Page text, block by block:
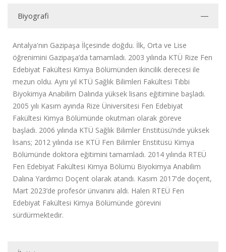
Biyografi
Antalya'nın Gazipaşa İlçesinde doğdu. İlk, Orta ve Lise
öğrenimini Gazipaşa’da tamamladı. 2003 yılında KTÜ Rize Fen
Edebiyat Fakültesi Kimya Bölümünden ikincilik derecesi ile
mezun oldu. Aynı yıl KTÜ Sağlık Bilimleri Fakültesi Tıbbi
Biyokimya Anabilim Dalında yüksek lisans eğitimine başladı.
2005 yılı Kasım ayında Rize Üniversitesi Fen Edebiyat
Fakültesi Kimya Bölümünde okutman olarak göreve
başladı. 2006 yılında KTÜ Sağlık Bilimler Enstitüsü’nde yüksek
lisans; 2012 yılında ise KTÜ Fen Bilimler Enstitüsü Kimya
Bölümünde doktora eğitimini tamamladı. 2014 yılında RTEÜ
Fen Edebiyat Fakültesi Kimya Bölümü Biyokimya Anabilim
Dalına Yardımcı Doçent olarak atandı. Kasım 2017'de doçent,
Mart 2023’de profesör ünvanını aldı. Halen RTEÜ Fen
Edebiyat Fakültesi Kimya Bölümünde görevini
sürdürmektedir.